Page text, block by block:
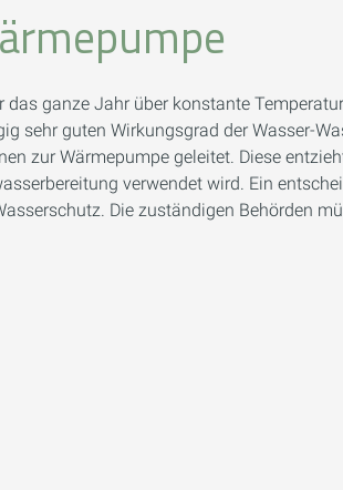
das ganze Jahr über konstante
sehr guten Wirkungsgrad der Wasser-
zur Wärmepumpe geleitet. Diese
verwendet wird. Ein
Die zuständigen Behörden